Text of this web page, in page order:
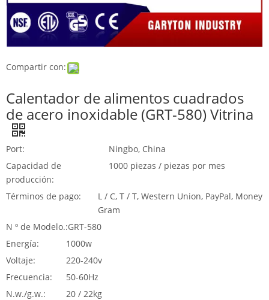
Compartir con:
Calentador de alimentos cuadrados
de acero inoxidable (GRT-580) Vitrina
Port:
Ningbo, China
Capacidad de
producción:
1000 piezas / piezas por mes
Términos de pago:
L / C, T / T, Western Union, PayPal, Money
Gram
N º de Modelo.:GRT-580
Energía:
1000w
Voltaje:
220-240v
Frecuencia:
50-60Hz
N.w./g.w.:
20 / 22kg